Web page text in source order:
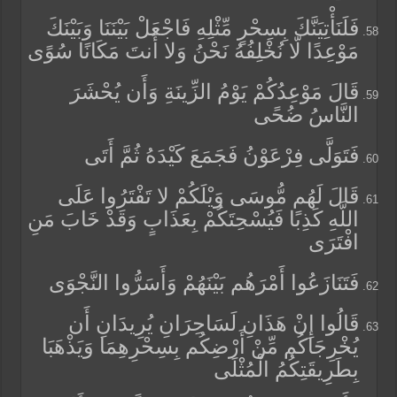
فَلَنَأْتِيَنَّكَ بِسِحْرٍ مِّثْلِهِ فَاجْعَلْ بَيْنَنَا وَبَيْنَكَ
مَوْعِدًا لّا نُخْلِفُهُ نَحْنُ وَلا أَنتَ مَكَانًا سُوًى
قَالَ مَوْعِدُكُمْ يَوْمُ الزِّينَةِ وَأَن يُحْشَرَ
النَّاسُ ضُحًى
فَتَوَلَّى فِرْعَوْنُ فَجَمَعَ كَيْدَهُ ثُمَّ أَتَى
قَالَ لَهُم مُّوسَى وَيْلَكُمْ لا تَفْتَرُوا عَلَى
اللَّهِ كَذِبًا فَيُسْحِتَكُمْ بِعَذَابٍ وَقَدْ خَابَ مَنِ
افْتَرَى
فَتَنَازَعُوا أَمْرَهُم بَيْنَهُمْ وَأَسَرُّوا النَّجْوَى
قَالُوا إِنْ هَذَانِ لَسَاحِرَانِ يُرِيدَانِ أَن
يُخْرِجَاكُم مِّنْ أَرْضِكُم بِسِحْرِهِمَا وَيَذْهَبَا
بِطَرِيقَتِكُمُ الْمُثْلَى